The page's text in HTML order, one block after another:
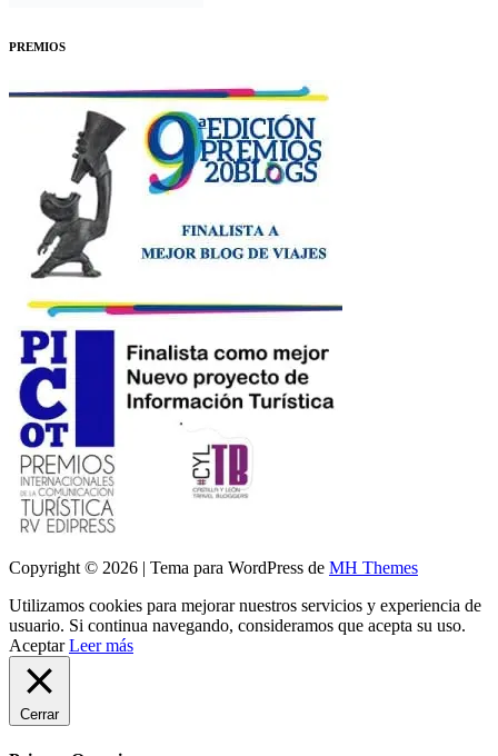
PREMIOS
Copyright © 2026 | Tema para WordPress de MH Themes
Utilizamos cookies para mejorar nuestros servicios y experiencia de
usuario. Si continua navegando, consideramos que acepta su uso.
Aceptar Leer más
Cerrar